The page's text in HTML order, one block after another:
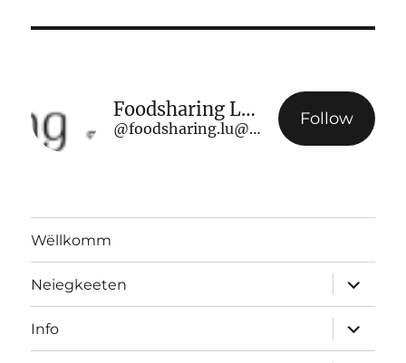
Foodsharing Luxembourg
@foodsharing.lu@www.foodsharing.lu
Follow
Wëllkomm
Neiegkeeten
Info